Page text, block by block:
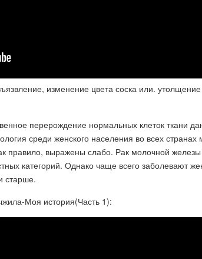
изменение цвета соска или.
перерождение нормальных клеток ткани
среди женского населения во всех
правило, выражены слабо. Рак молочной
категорий. Однако чаще всего заболевают
старше.
Моя история(Часть 1):